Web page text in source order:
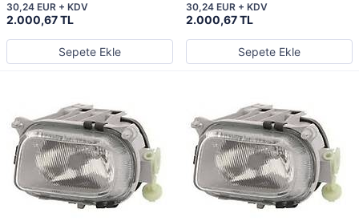
2.000,67 TL
30,24 EUR + KDV
Sepete Ekle
2.000,67 TL
30,24 EUR + KDV
Sepete Ekle